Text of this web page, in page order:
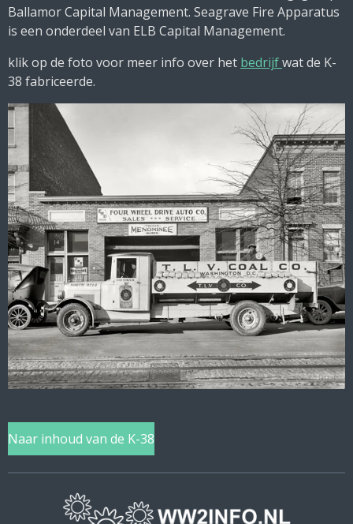
Ballamor Capital Management. Seagrave Fire Apparatus
is een onderdeel van ELB Capital Management.
klik op de foto voor meer info over het bedrijfwat de K-
38 fabriceerde.
Naar inhoud van de K-38